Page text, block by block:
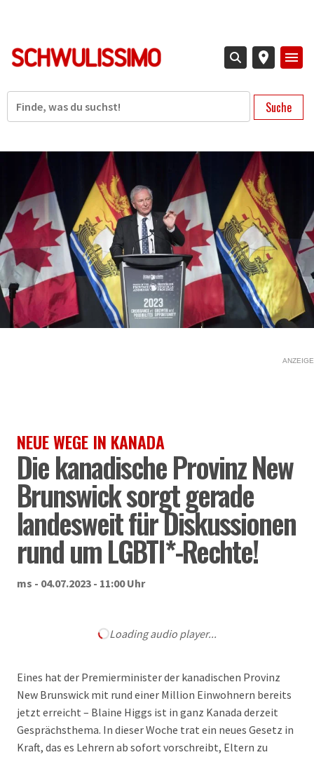
Suche
ANZEIGE
NEUE WEGE IN KANADA
Die kanadische Provinz New
Brunswick sorgt gerade
landesweit für Diskussionen
rund um LGBTI*-Rechte!
ms - 04.07.2023 - 11:00 Uhr
Loading audio player...
Eines hat der Premierminister der kanadischen Provinz
New Brunswick mit rund einer Million Einwohnern bereits
jetzt erreicht – Blaine Higgs ist in ganz Kanada derzeit
Gesprächsthema. In dieser Woche trat ein neues Gesetz in
Kraft, das es Lehrern ab sofort vorschreibt, Eltern zu